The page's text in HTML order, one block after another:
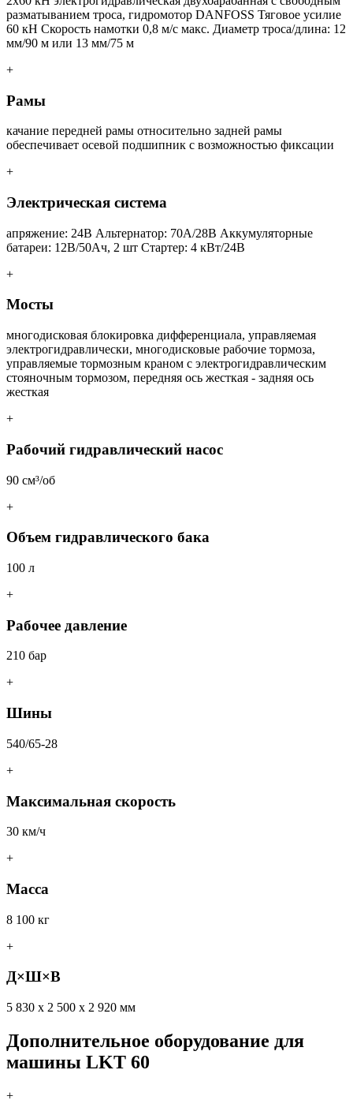
разматыванием троса, гидромотор DANFOSS Тяговое усилие
60 кН Скорость намотки 0,8 м/с макс. Диаметр троса/длина: 12
мм/90 м или 13 мм/75 м
+
Рамы
качание передней рамы относительно задней рамы
обеспечивает осевой подшипник с возможностью фиксации
+
Электрическая система
апряжение: 24В Альтернатор: 70A/28В Аккумуляторные
батареи: 12В/50Ач, 2 шт Стартер: 4 кВт/24В
+
Мосты
многодисковая блокировка дифференциала, управляемая
электрогидравлически, многодисковые рабочие тормоза,
управляемые тормозным краном с электрогидравлическим
стояночным тормозом, передняя ось жесткая - задняя ось
жесткая
+
Рабочий гидравлический насос
90 см³/об
+
Объем гидравлического бака
100 л
+
Рабочее давление
210 бар
+
Шины
540/65-28
+
Максимальная скорость
30 км/ч
+
Масса
8 100 кг
+
Д×Ш×В
5 830 x 2 500 x 2 920 мм
Дополнительное оборудование для
машины LKT 60
+